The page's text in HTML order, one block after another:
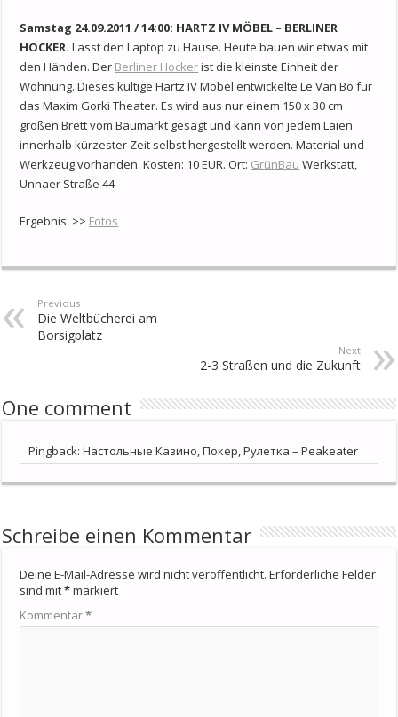
Samstag 24.09.2011 / 14:00: HARTZ IV MÖBEL – BERLINER
HOCKER.Lasst den Laptop zu Hause. Heute bauen wir etwas mit
den Händen. Der Berliner Hockerist die kleinste Einheit der
Wohnung. Dieses kultige Hartz IV Möbel entwickelte Le Van Bo für
das Maxim Gorki Theater. Es wird aus nur einem 150 x 30 cm
großen Brett vom Baumarkt gesägt und kann von jedem Laien
innerhalb kürzester Zeit selbst hergestellt werden. Material und
Werkzeug vorhanden. Kosten: 10 EUR. Ort: GrünBau Werkstatt,
Unnaer Straße 44
Ergebnis: >> Fotos
Previous
Die Weltbücherei am
Borsigplatz
Next
2-3 Straßen und die Zukunft
One comment
Pingback:Настольные Казино, Покер, Рулетка – Peakeater
Schreibe einen Kommentar
Deine E-Mail-Adresse wird nicht veröffentlicht. Erforderliche Felder
sind mit*markiert
Kommentar*